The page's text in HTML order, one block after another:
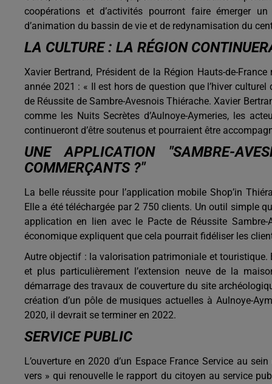
coopérations et d’activités pourront faire émerger
d’animation du bassin de vie et de redynamisation du
LA CULTURE : LA RÉGION
Xavier Bertrand, Président de la Région Hauts-de-
année 2021 : « Il est hors de question que l’hiver
de Réussite de Sambre-Avesnois Thiérache. Xavier
comme les Nuits Secrètes d’Aulnoye-Aymeries, les
continueront d’être soutenus et pourraient être
UNE APPLICATION "SAMBRE-
COMMERÇANTS ?"
La belle réussite pour l’application mobile Shop’in
Elle a été téléchargée par 2 750 clients. Un outil simple
application en lien avec le Pacte de Réussite
économique expliquent que cela pourrait fidéliser les
Autre objectif : la valorisation patrimoniale et
et plus particulièrement l’extension neuve de la
démarrage des travaux de couverture du site
création d’un pôle de musiques actuelles à Aulnoye-
2020, il devrait se terminer en 2022.
SERVICE PUBLIC
L’ouverture en 2020 d’un Espace France Service au
vers » qui renouvelle le rapport du citoyen au service